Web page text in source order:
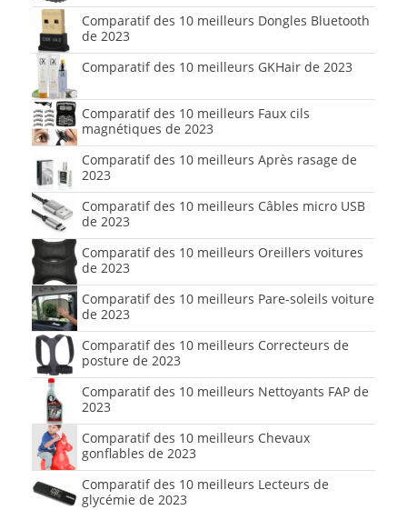
Comparatif des 10 meilleurs Dongles Bluetooth
de 2023
Comparatif des 10 meilleurs GKHair de 2023
Comparatif des 10 meilleurs Faux cils
magnétiques de 2023
Comparatif des 10 meilleurs Après rasage de
2023
Comparatif des 10 meilleurs Câbles micro USB
de 2023
Comparatif des 10 meilleurs Oreillers voitures
de 2023
Comparatif des 10 meilleurs Pare-soleils voiture
de 2023
Comparatif des 10 meilleurs Correcteurs de
posture de 2023
Comparatif des 10 meilleurs Nettoyants FAP de
2023
Comparatif des 10 meilleurs Chevaux
gonflables de 2023
Comparatif des 10 meilleurs Lecteurs de
glycémie de 2023